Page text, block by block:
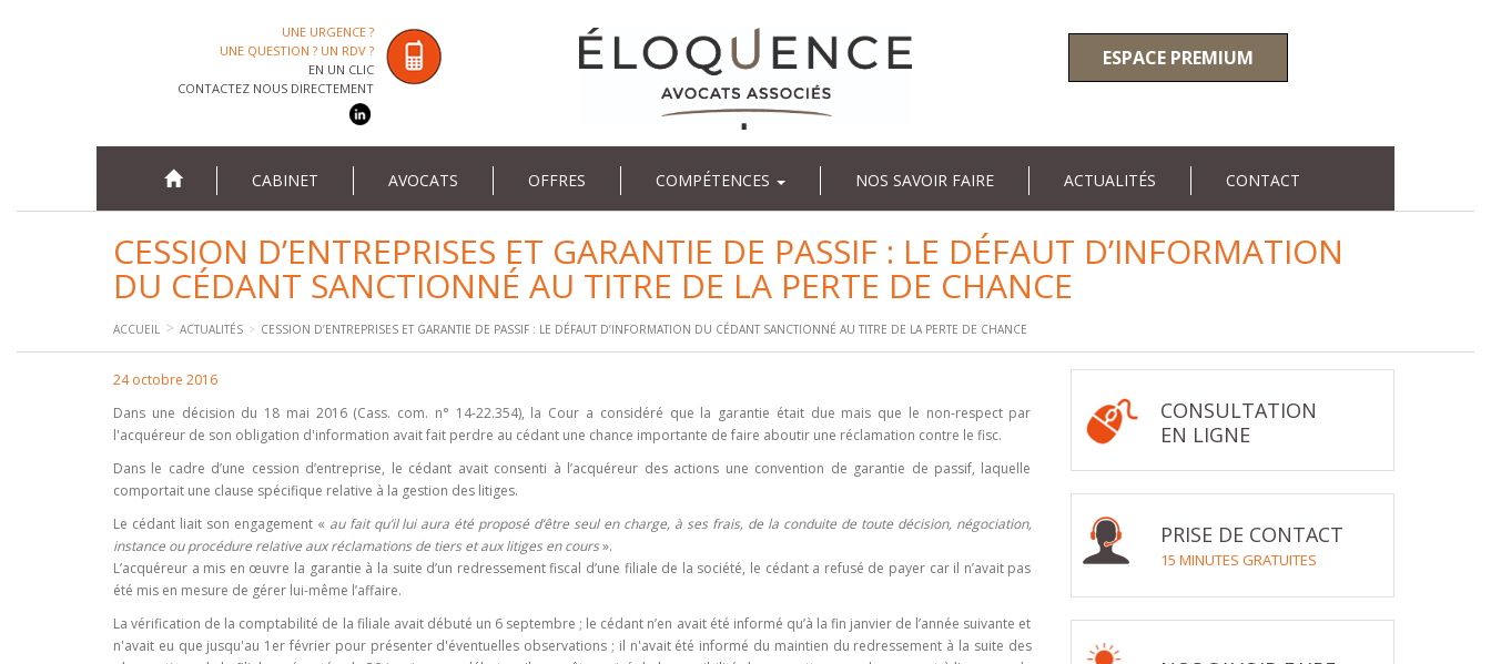
UNE URGENCE ?
UNE QUESTION ? UN RDV ?
EN UN CLIC
CONTACTEZ NOUS DIRECTEMENT
ESPACE PREMIUM
CABINET AVOCATS OFFRES COMPÉTENCES NOS SAVOIR FAIRE ACTUALITÉS CONTACT
CESSION D’ENTREPRISES ET GARANTIE DE PASSIF : LE DÉFAUT D’INFORMATION
DU CÉDANT SANCTIONNÉ AU TITRE DE LA PERTE DE CHANCE
ACCUEIL ACTUALITÉS CESSION D’ENTREPRISES ET GARANTIE DE PASSIF : LE DÉFAUT D’INFORMATION DU CÉDANT SANCTIONNÉ AU TITRE DE LA PERTE DE CHANCE
24 octobre 2016
Dans une décision du 18 mai 2016 (Cass. com. n° 14-22.354), la Cour a considéré que la garantie était due mais que le non-respect par
l'acquéreur de son obligation d'information avait fait perdre au cédant une chance importante de faire aboutir une réclamation contre le fisc.
Dans le cadre d’une cession d’entreprise, le cédant avait consenti à l’acquéreur des actions une convention de garantie de passif, laquelle
comportait une clause spécifique relative à la gestion des litiges.
Le cédant liait son engagement « au fait qu’il lui aura été proposé d’être seul en charge, à ses frais, de la conduite de toute décision, négociation,
instance ou procédure relative aux réclamations de tiers et aux litiges en cours».
L’acquéreur a mis en œuvre la garantie à la suite d’un redressement fiscal d’une filiale de la société, le cédant a refusé de payer car il n’avait pas
été mis en mesure de gérer lui-même l’affaire.
La vérification de la comptabilité de la filiale avait débuté un 6 septembre ; le cédant n’en avait été informé qu’à la fin janvier de l’année suivante et
n'avait eu que jusqu'au 1er février pour présenter d'éventuelles observations ; il n'avait été informé du maintien du redressement à la suite des
CONSULTATION
EN LIGNE
PRISE DE CONTACT
15 MINUTES GRATUITES